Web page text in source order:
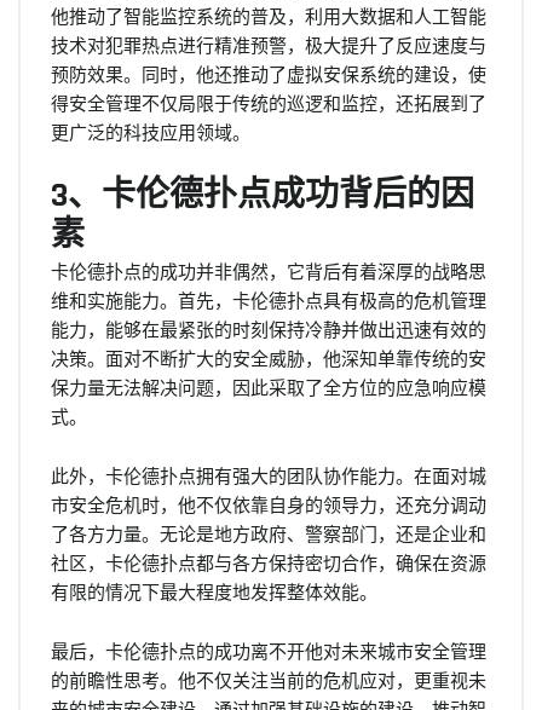
他推动了智能监控系统的普及，利用大数据和人工智能
技术对犯罪热点进行精准预警，极大提升了反应速度与
预防效果。同时，他还推动了虚拟安保系统的建设，使
得安全管理不仅局限于传统的巡逻和监控，还拓展到了
更广泛的科技应用领域。
3、卡伦德扑点成功背后的因
素
卡伦德扑点的成功并非偶然，它背后有着深厚的战略思
维和实施能力。首先，卡伦德扑点具有极高的危机管理
能力，能够在最紧张的时刻保持冷静并做出迅速有效的
决策。面对不断扩大的安全威胁，他深知单靠传统的安
保力量无法解决问题，因此采取了全方位的应急响应模
式。
此外，卡伦德扑点拥有强大的团队协作能力。在面对城
市安全危机时，他不仅依靠自身的领导力，还充分调动
了各方力量。无论是地方政府、警察部门，还是企业和
社区，卡伦德扑点都与各方保持密切合作，确保在资源
有限的情况下最大程度地发挥整体效能。
最后，卡伦德扑点的成功离不开他对未来城市安全管理
的前瞻性思考。他不仅关注当前的危机应对，更重视未